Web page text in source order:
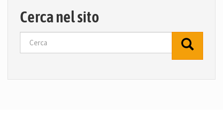
Cerca nel sito